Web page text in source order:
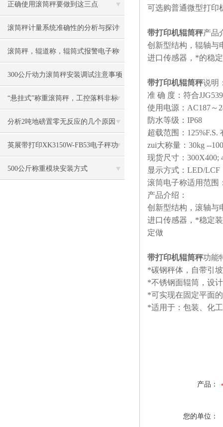
正确使用滚筒秤要做到这三点
滚筒秤计量系统准确性的分析与探讨​
滚筒秤，辊道称，辊筒式报警电子称
慨述
300公斤动力滚筒秤安装调试注意事项
“悬挂式”称重滚筒秤，工控落料非标
电子称
分析2吨地磅置零无反应的几个原因
英展带打印XK3150W-FB53电子秤功
能特点
500公斤称重模块安装方式
可选购普通微型打印
带打印机辊筒秤产品
创新型结构，辊轴与
进口传感器，*的稳
带打印机辊筒秤说明
准 确 度：符合
使用电源：AC187～
防水等级：IP68
超载范围：125%F.S.
zui大称量：30kg --
现货尺寸：300X400;
显示方式：LED/LCF
滚筒电子称适用范围
产品介绍：
创新型结构，滚轴与
进口传感器，*稳定
定做
带打印机辊筒秤功能
*碳钢秤体，自带引
*不锈钢面辊筒，设
*可实现在固定平面
*适用于：包装、化
产品：
您的单位：